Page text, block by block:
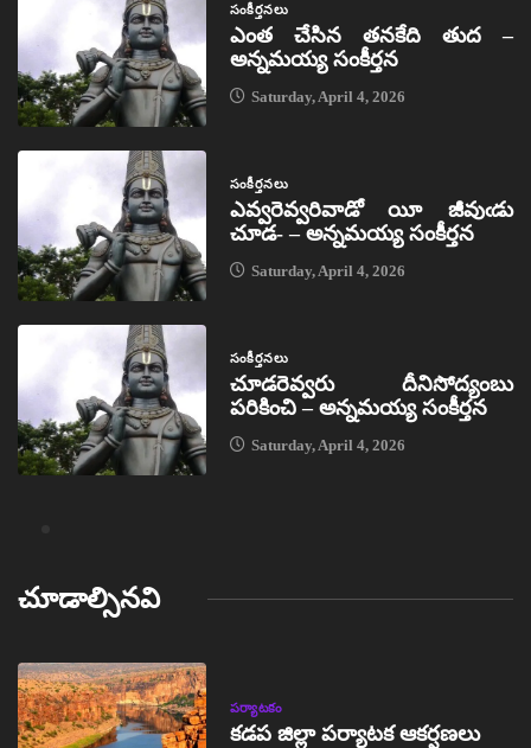
సంకీర్తనలు
ఎంత చేసిన తనకేది తుద –
అన్నమయ్య సంకీర్తన
Saturday, April 4, 2026
సంకీర్తనలు
ఎవ్వరెవ్వరివాడో యీ జీవుఁడు
చూడ- – అన్నమయ్య సంకీర్తన
Saturday, April 4, 2026
సంకీర్తనలు
చూడరెవ్వరు దీనిసోద్యంబు
పరికించి – అన్నమయ్య సంకీర్తన
Saturday, April 4, 2026
చూడాల్సినవి
పర్యాటకం
కడప జిల్లా పర్యాటక ఆకర్షణలు